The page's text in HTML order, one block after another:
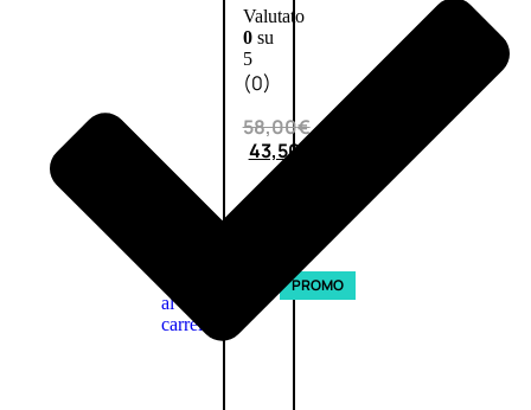
Valutato
0su
5
(0)
58,00€
43,50€
al
carrello
PROMO